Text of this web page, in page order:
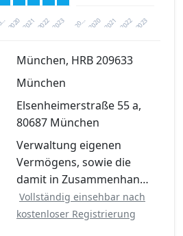
2021 2023
2020 2022 20… 2021 2023
2020 2022
nach kostenloser
verfügbar
registrieren
München, HRB 209633
München
Elsenheimerstraße 55 a,
80687 München
Verwaltung eigenen
Vermögens, sowie die
damit in Zusammenhan…
Vollständig einsehbar nach
kostenloser Registrierung